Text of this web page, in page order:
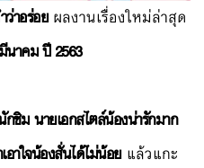
ว่าอร่อยผลงานเรื่องใหม่ล่าสุด
นาคม ปี 2563
กชิม นายเอกสไตล์น้องน่ารักมาก
าใจน้องสั่นได้ไม่น้อยแล้วแกะ